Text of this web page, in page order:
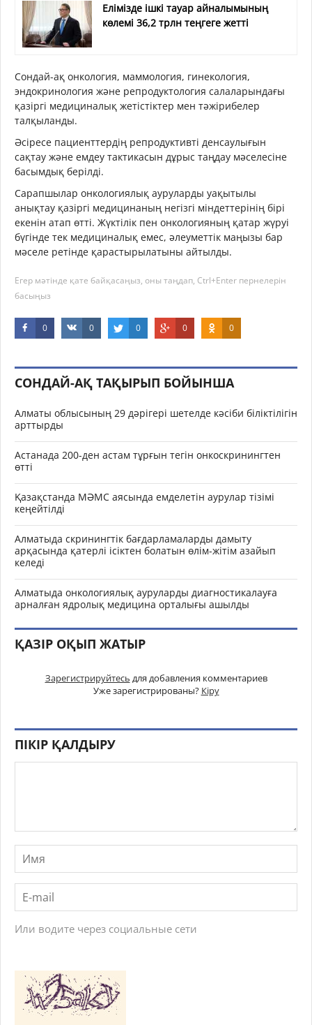
Елімізде ішкі тауар айналымының
көлемі 36,2 трлн теңгеге жетті
Сондай-ақ онкология, маммология, гинекология,
эндокринология және репродуктология салаларындағы
қазіргі медициналық жетістіктер мен тәжірибелер
талқыланды.
Әсіресе пациенттердің репродуктивті денсаулығын
сақтау және емдеу тактикасын дұрыс таңдау мәселесіне
басымдық берілді.
Сарапшылар онкологиялық ауруларды уақытылы
анықтау қазіргі медицинаның негізгі міндеттерінің бірі
екенін атап өтті. Жүктілік пен онкологияның қатар жүруі
бүгінде тек медициналық емес, әлеуметтік маңызы бар
мәселе ретінде қарастырылатыны айтылды.
Егер мәтінде қате байқасаңыз, оны таңдап, Ctrl+Enter пернелерін
басыңыз
0 0 0 0 0
СОНДАЙ-АҚ ТАҚЫРЫП БОЙЫНША
Алматы облысының 29 дәрігері шетелде кәсіби біліктілігін
арттырды
Астанада 200-ден астам тұрғын тегін онкоскринингтен
өтті
Қазақстанда МӘМС аясында емделетін аурулар тізімі
кеңейтілді
Алматыда скринингтік бағдарламаларды дамыту
арқасында қатерлі ісіктен болатын өлім-жітім азайып
келеді
Алматыда онкологиялық ауруларды диагностикалауға
арналған ядролық медицина орталығы ашылды
ҚАЗІР ОҚЫП ЖАТЫР
Зарегистрируйтесь для добавления комментариев
Уже зарегистрированы? Кіру
ПІКІР ҚАЛДЫРУ
Или водите через социальные сети